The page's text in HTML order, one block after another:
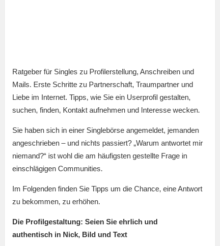
Ratgeber für Singles zu Profilerstellung, Anschreiben und
Mails. Erste Schritte zu Partnerschaft, Traumpartner und
Liebe im Internet. Tipps, wie Sie ein Userprofil gestalten,
suchen, finden, Kontakt aufnehmen und Interesse wecken.
Sie haben sich in einer Singlebörse angemeldet, jemanden
angeschrieben – und nichts passiert? „Warum antwortet mir
niemand?“ ist wohl die am häufigsten gestellte Frage in
einschlägigen Communities.
Im Folgenden finden Sie Tipps um die Chance, eine Antwort
zu bekommen, zu erhöhen.
Die Profilgestaltung: Seien Sie ehrlich und
authentisch in Nick, Bild und Text